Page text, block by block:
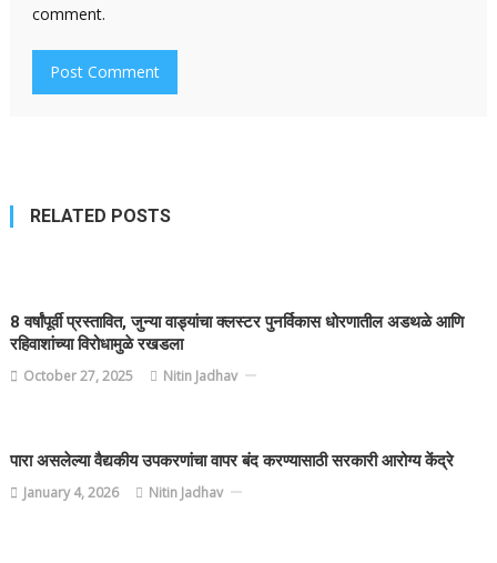
comment.
RELATED POSTS
8 वर्षांपूर्वी प्रस्तावित, जुन्या वाड्यांचा क्लस्टर पुनर्विकास धोरणातील अडथळे आणि
रहिवाशांच्या विरोधामुळे रखडला
October 27, 2025 Nitin Jadhav
पारा असलेल्या वैद्यकीय उपकरणांचा वापर बंद करण्यासाठी सरकारी आरोग्य केंद्रे
January 4, 2026 Nitin Jadhav